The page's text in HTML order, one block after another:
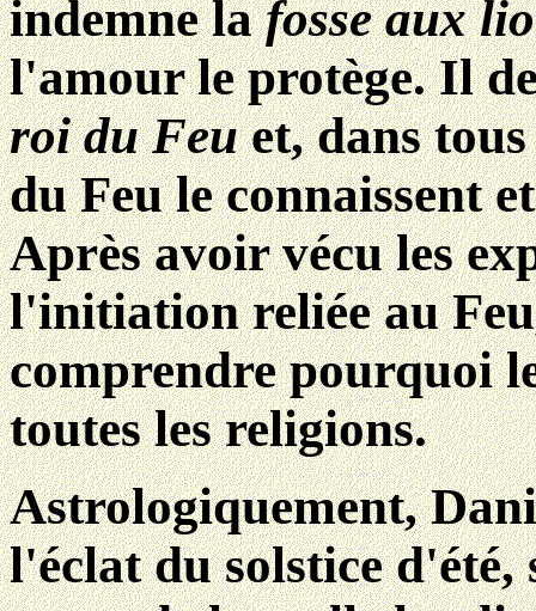
indemne lafosse aux
l'amour le protège. Il
roi du Feuet, dans tous
du Feu le connaissent
Après avoir vécu les
l'initiation reliée au
comprendre pourquoi
toutes les religions.
Astrologiquement,
l'éclat du solstice d'été,